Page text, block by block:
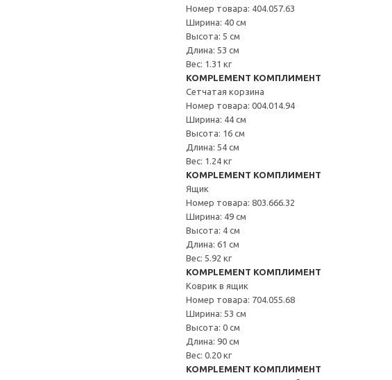
Номер товара: 404.057.63
Ширина: 40 см
Высота: 5 см
Длина: 53 см
Вес: 1.31 кг
KOMPLEMENT КОМПЛИМЕНТ
Сетчатая корзина
Номер товара: 004.014.94
Ширина: 44 см
Высота: 16 см
Длина: 54 см
Вес: 1.24 кг
KOMPLEMENT КОМПЛИМЕНТ
Ящик
Номер товара: 803.666.32
Ширина: 49 см
Высота: 4 см
Длина: 61 см
Вес: 5.92 кг
KOMPLEMENT КОМПЛИМЕНТ
Коврик в ящик
Номер товара: 704.055.68
Ширина: 53 см
Высота: 0 см
Длина: 90 см
Вес: 0.20 кг
KOMPLEMENT КОМПЛИМЕНТ